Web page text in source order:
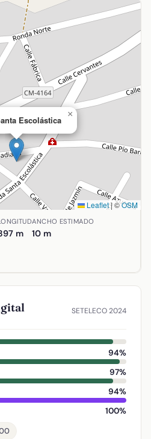
Escolástica
×
Leaflet|©OSM
Escolástica en Alcolea de
m
ANCHO ESTIMADO
10 m
SETELECO 2024
94%
97%
94%
100%